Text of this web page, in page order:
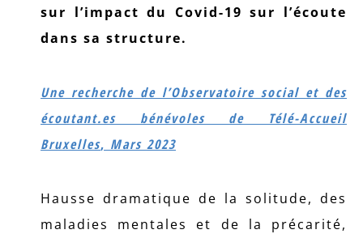
sur l’impact du Covid-19 sur l’écoute
dans sa structure.
Une recherche de l’Observatoire social et des
écoutant.es bénévoles de Télé-Accueil
Bruxelles, Mars 2023
Hausse dramatique de la solitude, des
maladies mentales et de la précarité,